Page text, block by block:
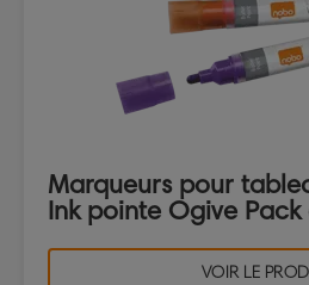
Marqueurs pour
Ink pointe Ogive Pack
VOIR LE